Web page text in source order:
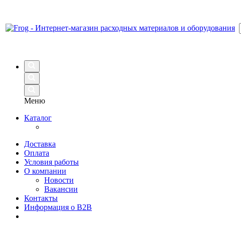
Меню
Каталог
Доставка
Оплата
Условия работы
О компании
Новости
Вакансии
Контакты
Информация о B2B